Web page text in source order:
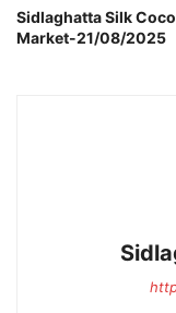
Sidlaghatta Silk
Market-21/08/2025